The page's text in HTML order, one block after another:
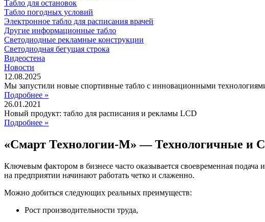
Табло для остановок
Табло погодных условий
Электронное табло для расписания врачей
Другие информационные табло
Светодиодные рекламные конструкции
Светодиодная бегущая строка
Видеостена
Новости
12.08.2025
Мы запустили новые спортивные табло с инновационными
Подробнее »
26.01.2021
Новый продукт: табло для расписания и рекламы LCD
Подробнее »
«Смарт Технологии-М» — Технологичные и
Ключевым фактором в бизнесе часто оказывается своевременная
на предприятии начинают работать четко и слаженно.
Можно добиться следующих реальных преимуществ:
Рост производительности труда,